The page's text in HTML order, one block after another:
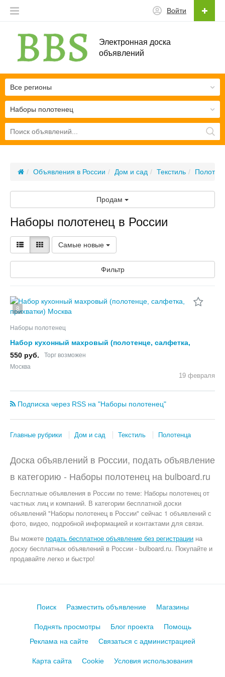
Электронная доска
объявлений
Войти
Наборы полотенец
Все регионы
Объявления в России Дом и сад Текстиль
Продам
Наборы полотенец в России
Самые новые
Фильтр
8
Наборы полотенец
Набор кухонный махровый (полотенце, салфетка,
прихватки)
550 руб.
Торг возможен
Москва
19 февраля
Подписка через RSS на "Наборы полотенец"
Главные рубрики Дом и сад Текстиль Полотенца
Доска объявлений в России, подать объявление
в категорию - Наборы полотенец на bulboard.ru
Бесплатные объявления в России по теме: Наборы полотенец от
частных лиц и компаний. В категории бесплатной доски
объявлений "Наборы полотенец в России" сейчас 1 объявлений с
фото, видео, подробной информацией и контактами для связи.
Вы можете подать бесплатное объявление без регистрации на
доску бесплатных объявлений в России - bulboard.ru. Покупайте и
продавайте легко и быстро!
Поиск Разместить объявление Магазины
Поднять просмотры Блог проекта
Помощь
Реклама на сайте
Связаться с администрацией
Карта сайта Cookie Условия использования